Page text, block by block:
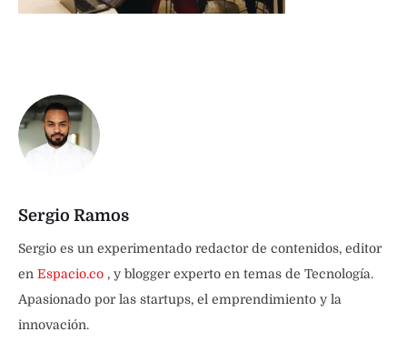
Sergio Ramos
Sergio es un experimentado redactor de contenidos, editor
en Espacio.co , y blogger experto en temas de Tecnología.
Apasionado por las startups, el emprendimiento y la
innovación.